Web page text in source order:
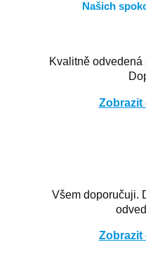
Našich
Kvalitně
Zobrazit
Všem doporučuji.
Zobrazit